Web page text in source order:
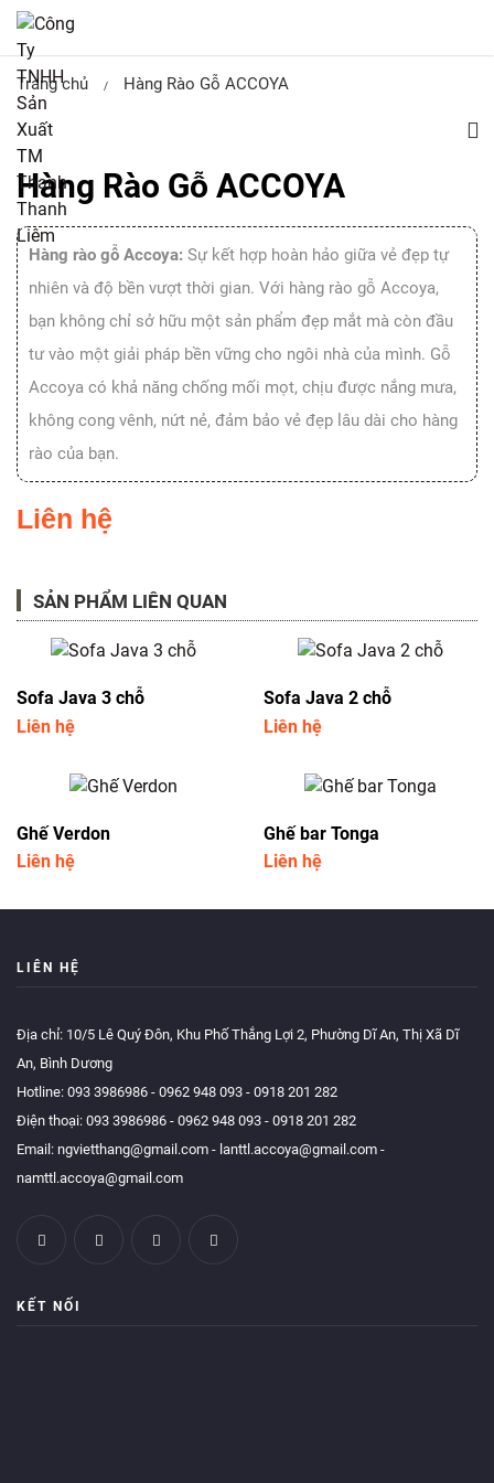
Trang chủ / Hàng Rào Gỗ ACCOYA
Hàng Rào Gỗ ACCOYA
Hàng rào gỗ Accoya: Sự kết hợp hoàn hảo giữa vẻ đẹp tự
nhiên và độ bền vượt thời gian. Với hàng rào gỗ Accoya,
bạn không chỉ sở hữu một sản phẩm đẹp mắt mà còn đầu
tư vào một giải pháp bền vững cho ngôi nhà của mình. Gỗ
Accoya có khả năng chống mối mọt, chịu được nắng mưa,
không cong vênh, nứt nẻ, đảm bảo vẻ đẹp lâu dài cho hàng
rào của bạn.
Liên hệ
SẢN PHẨM LIÊN QUAN
Sofa Java 3 chỗ
Liên hệ
Sofa Java 2 chỗ
Liên hệ
Ghế Verdon
Liên hệ
Ghế bar Tonga
Liên hệ
LIÊN HỆ
Địa chỉ: 10/5 Lê Quý Đôn, Khu Phố Thắng Lợi 2, Phường Dĩ An, Thị Xã Dĩ
An, Bình Dương
Hotline: 093 3986986 - 0962 948 093 - 0918 201 282
Điện thoại: 093 3986986 - 0962 948 093 - 0918 201 282
Email: ngvietthang@gmail.com - lanttl.accoya@gmail.com -
namttl.accoya@gmail.com
KẾT NỐI